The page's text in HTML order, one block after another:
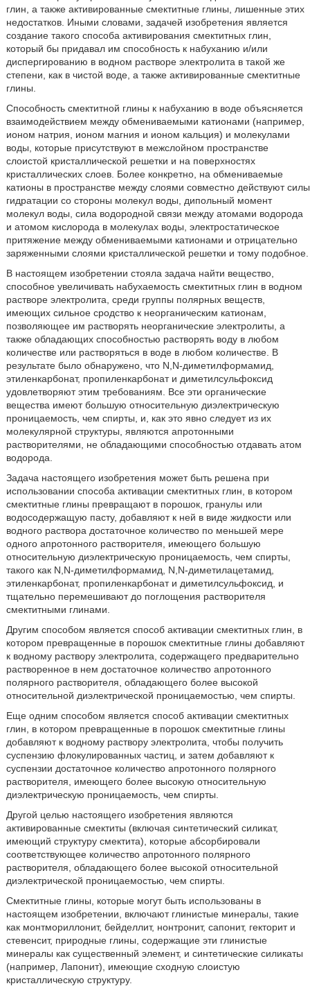
глин, а также активированные смектитные глины, лишенные этих
недостатков. Иными словами, задачей изобретения является
создание такого способа активирования смектитных глин,
который бы придавал им способность к набуханию и/или
диспергированию в водном растворе электролита в такой же
степени, как в чистой воде, а также активированные смектитные
глины.
Способность смектитной глины к набуханию в воде объясняется
взаимодействием между обмениваемыми катионами (например,
ионом натрия, ионом магния и ионом кальция) и молекулами
воды, которые присутствуют в межслойном пространстве
слоистой кристаллической решетки и на поверхностях
кристаллических слоев. Более конкретно, на обмениваемые
катионы в пространстве между слоями совместно действуют силы
гидратации со стороны молекул воды, дипольный момент
молекул воды, сила водородной связи между атомами водорода
и атомом кислорода в молекулах воды, электростатическое
притяжение между обмениваемыми катионами и отрицательно
заряженными слоями кристаллической решетки и тому подобное.
В настоящем изобретении стояла задача найти вещество,
способное увеличивать набухаемость смектитных глин в водном
растворе электролита, среди группы полярных веществ,
имеющих сильное сродство к неорганическим катионам,
позволяющее им растворять неорганические электролиты, а
также обладающих способностью растворять воду в любом
количестве или растворяться в воде в любом количестве. В
результате было обнаружено, что N,N-диметилформамид,
этиленкарбонат, пропиленкарбонат и диметилсульфоксид
удовлетворяют этим требованиям. Все эти органические
вещества имеют большую относительную диэлектрическую
проницаемость, чем спирты, и, как это явно следует из их
молекулярной структуры, являются апротонными
растворителями, не обладающими способностью отдавать атом
водорода.
Задача настоящего изобретения может быть решена при
использовании способа активации смектитных глин, в котором
смектитные глины превращают в порошок, гранулы или
водосодержащую пасту, добавляют к ней в виде жидкости или
водного раствора достаточное количество по меньшей мере
одного апротонного растворителя, имеющего большую
относительную диэлектрическую проницаемость, чем спирты,
такого как N,N-диметилформамид, N,N-диметилацетамид,
этиленкарбонат, пропиленкарбонат и диметилсульфоксид, и
тщательно перемешивают до поглощения растворителя
смектитными глинами.
Другим способом является способ активации смектитных глин, в
котором превращенные в порошок смектитные глины добавляют
к водному раствору электролита, содержащего предварительно
растворенное в нем достаточное количество апротонного
полярного растворителя, обладающего более высокой
относительной диэлектрической проницаемостью, чем спирты.
Еще одним способом является способ активации смектитных
глин, в котором превращенные в порошок смектитные глины
добавляют к водному раствору электролита, чтобы получить
суспензию флокулированных частиц, и затем добавляют к
суспензии достаточное количество апротонного полярного
растворителя, имеющего более высокую относительную
диэлектрическую проницаемость, чем спирты.
Другой целью настоящего изобретения являются
активированные смектиты (включая синтетический силикат,
имеющий структуру смектита), которые абсорбировали
соответствующее количество апротонного полярного
растворителя, обладающего более высокой относительной
диэлектрической проницаемостью, чем спирты.
Смектитные глины, которые могут быть использованы в
настоящем изобретении, включают глинистые минералы, такие
как монтмориллонит, бейделлит, нонтронит, сапонит, гекторит и
стевенсит, природные глины, содержащие эти глинистые
минералы как существенный элемент, и синтетические силикаты
(например, Лапонит), имеющие сходную слоистую
кристаллическую структуру.